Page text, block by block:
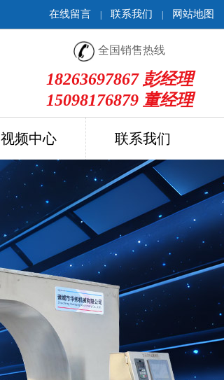
在线留言 联系我们 网站地图
全国销售热线
18263697867 彭经理
15098176879 董经理
视频中心 联系我们